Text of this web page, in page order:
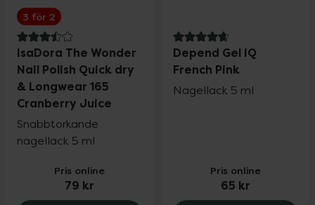
3 för 2
3.5 av 5 i omdöme
IsaDora The Wonder
Nail Polish Quick dry
& Longwear 165
Cranberry Juice
Snabbtorkande
nagellack 5 ml
Pris online
79 kr
4.9 av 5 i omdöme
Depend Gel iQ
French Pink
Nagellack 5 ml
Pris online
65 kr